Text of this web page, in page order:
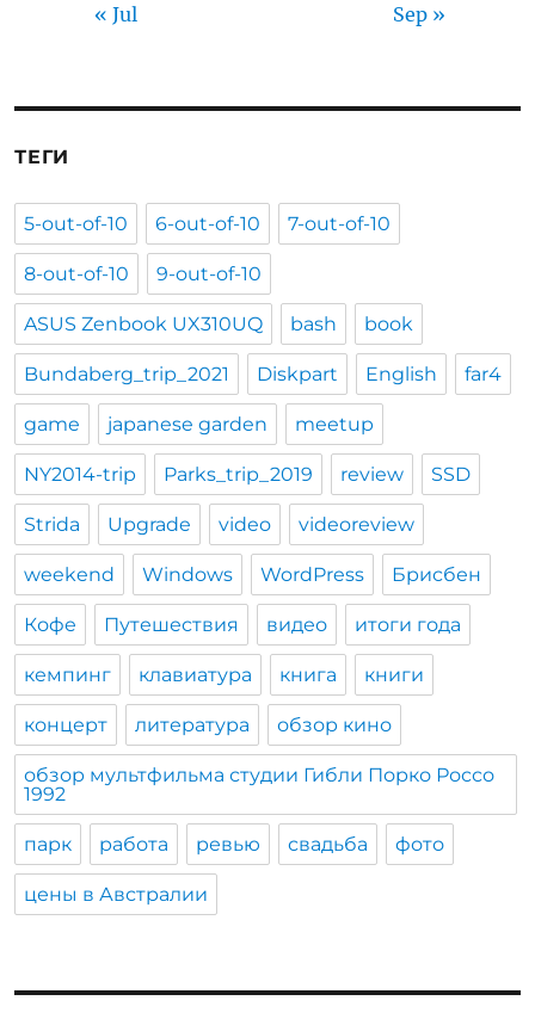
« Jul Sep »
ТЕГИ
5-out-of-10 6-out-of-10 7-out-of-10
8-out-of-10 9-out-of-10
ASUS Zenbook UX310UQ bash book
Bundaberg_trip_2021 Diskpart English far4
game japanese garden meetup
NY2014-trip Parks_trip_2019 review SSD
Strida Upgrade video videoreview
weekend Windows WordPress Брисбен
Кофе Путешествия видео итоги года
кемпинг клавиатура книга книги
концерт литература обзор кино
обзор мультфильма студии Гибли Порко Россо
1992
парк работа ревью свадьба фото
цены в Австралии